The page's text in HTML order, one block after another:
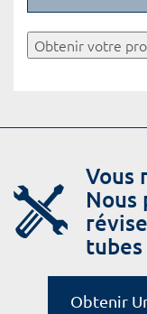
Obtenir votre
Vous
Nous
tubes
Obtenir